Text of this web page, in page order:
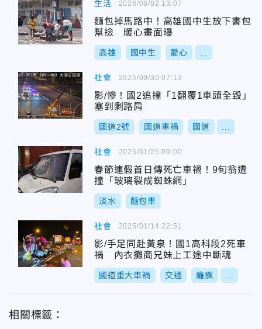
生活
麵包掉馬路中！高雄國中生放下書包
幫撿 暖心畫面曝
高雄 國中生 愛心
2026/08/02 13:07
社會
影/慘！國2追撞「1翻覆1車頭全毀」
塞到剩路肩
國道2號 國道車禍 國道
2025/09/30 07:13
社會
春節連假首日傳死亡車禍！9旬翁遭
撞「玻璃裂成蜘蛛網」
淡水 麵包車
2025/01/25 09:00
社會
影/手足同赴黃泉！國1高科段2死車
禍 內衣攤商兄妹上工途中斷魂
國道重大車禍 交通 癱瘓
2025/01/14 22:51
相關標籤：